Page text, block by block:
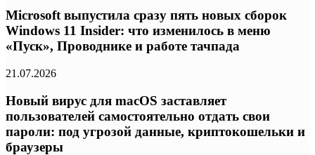
Microsoft выпустила сразу пять новых сборок
Windows 11 Insider: что изменилось в меню
«Пуск», Проводнике и работе тачпада
21.07.2026
Новый вирус для macOS заставляет
пользователей самостоятельно отдать свои
пароли: под угрозой данные, криптокошельки и
браузеры